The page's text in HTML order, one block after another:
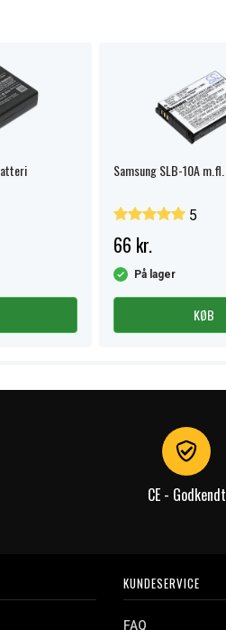
Samsung SLB-10A m.fl.
5
66 kr.
På lager
KØB
CE - Godkendt
KUNDESERVICE
FAQ